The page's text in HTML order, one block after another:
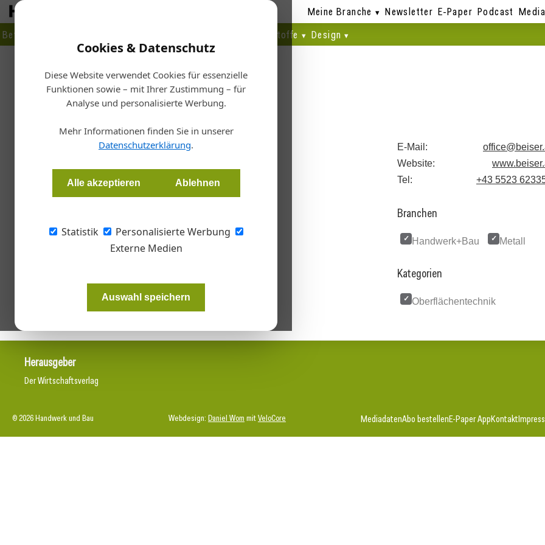
Cookies & Datenschutz
Diese Website verwendet Cookies für essenzielle
Funktionen sowie – mit Ihrer Zustimmung – für
Analyse und personalisierte Werbung.
Mehr Informationen finden Sie in unserer
Datenschutzerklärung.
Alle akzeptieren Ablehnen
Statistik
Personalisierte Werbung
Externe Medien
Auswahl speichern
Meine Branche Newsletter E-Paper Podcast
Betrieb
Bau- + Werkstoffe Design
Firmenverzeichnis › Beiser Gmbh & Co KG
Beiser Gmbh & Co KG
E-Mail:
Website:
Tel:
+43 5523
Branchen
Handwerk+Bau Metall
Kategorien
Oberflächentechnik
Herausgeber
Der Wirtschaftsverlag
© 2026 Handwerk und Bau Webdesign: Daniel Wom mitVeloCore MediadatenAbo bestellenE-Paper AppKontakt